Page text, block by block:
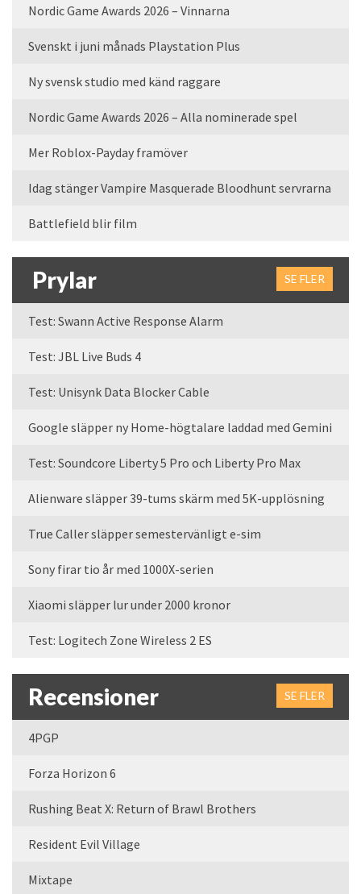
Nordic Game Awards 2026 – Vinnarna
Svenskt i juni månads Playstation Plus
Ny svensk studio med känd raggare
Nordic Game Awards 2026 – Alla nominerade spel
Mer Roblox-Payday framöver
Idag stänger Vampire Masquerade Bloodhunt servrarna
Battlefield blir film
Prylar SE FLER
Test: Swann Active Response Alarm
Test: JBL Live Buds 4
Test: Unisynk Data Blocker Cable
Google släpper ny Home-högtalare laddad med Gemini
Test: Soundcore Liberty 5 Pro och Liberty Pro Max
Alienware släpper 39-tums skärm med 5K-upplösning
True Caller släpper semestervänligt e-sim
Sony firar tio år med 1000X-serien
Xiaomi släpper lur under 2000 kronor
Test: Logitech Zone Wireless 2 ES
Recensioner SE FLER
4PGP
Forza Horizon 6
Rushing Beat X: Return of Brawl Brothers
Resident Evil Village
Mixtape